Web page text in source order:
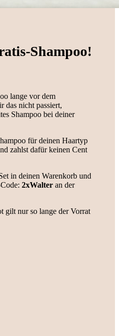
Shampoo!
lange vor dem
das nicht passiert,
Shampoo bei deiner
für deinen Haartyp
zahlst dafür keinen Cent
in deinen Warenkorb und
Code:2xWalter an der
gilt nur so lange der Vorrat